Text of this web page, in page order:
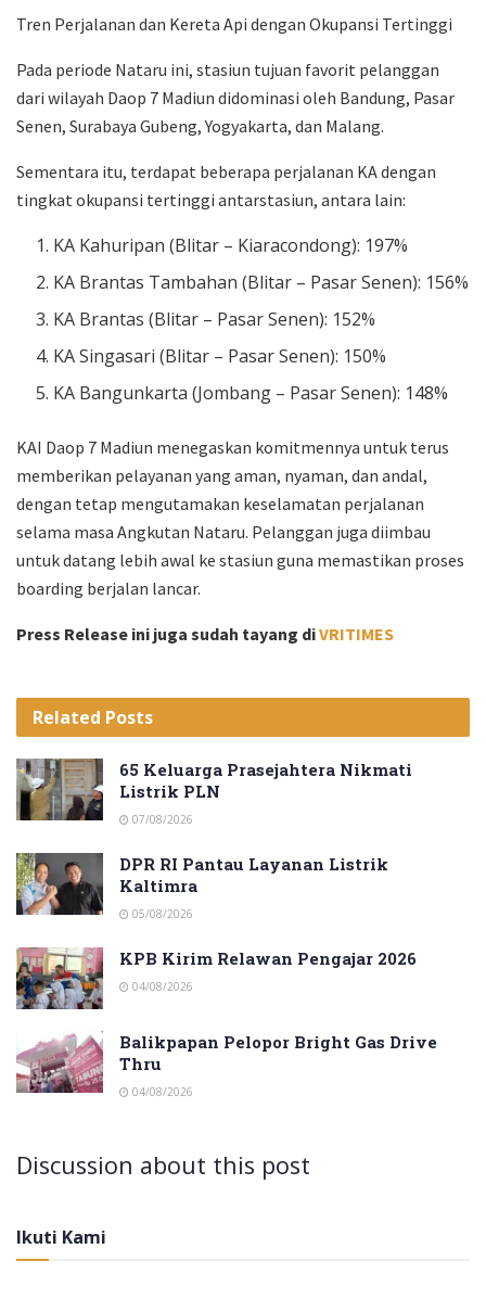
Tren Perjalanan dan Kereta Api dengan Okupansi Tertinggi
Pada periode Nataru ini, stasiun tujuan favorit pelanggan
dari wilayah Daop 7 Madiun didominasi oleh Bandung, Pasar
Senen, Surabaya Gubeng, Yogyakarta, dan Malang.
Sementara itu, terdapat beberapa perjalanan KA dengan
tingkat okupansi tertinggi antarstasiun, antara lain:
KA Kahuripan (Blitar – Kiaracondong): 197%
KA Brantas Tambahan (Blitar – Pasar Senen): 156%
KA Brantas (Blitar – Pasar Senen): 152%
KA Singasari (Blitar – Pasar Senen): 150%
KA Bangunkarta (Jombang – Pasar Senen): 148%
KAI Daop 7 Madiun menegaskan komitmennya untuk terus
memberikan pelayanan yang aman, nyaman, dan andal,
dengan tetap mengutamakan keselamatan perjalanan
selama masa Angkutan Nataru. Pelanggan juga diimbau
untuk datang lebih awal ke stasiun guna memastikan proses
boarding berjalan lancar.
Press Release ini juga sudah tayang diVRITIMES
Related Posts
65 Keluarga Prasejahtera Nikmati
Listrik PLN
07/08/2026
DPR RI Pantau Layanan Listrik
Kaltimra
05/08/2026
KPB Kirim Relawan Pengajar 2026
04/08/2026
Balikpapan Pelopor Bright Gas Drive
Thru
04/08/2026
Discussion about this post
Ikuti Kami